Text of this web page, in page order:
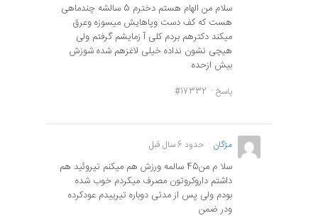
سلام من الهام هستم دخترم 5 سالشه چندماهی
هست که کف دست وپاهایش میسوزه وعرق
میکند دکترهم بردم کلی آ زمایشم گرفتم ولی
هیچی نشون نداده خیلی لاغزهم شده شوزش
بیش ازحده
پاسخ #17332
مژگان حدود 6 سال قبل
سلا م من45 سالمه ورزش هم میکنم تیروئید هم
داشتم داروکروتون مصرف میکردم خوب شده
بودم ولی پس از مدتی دوباره تیرییدم عودکرده
ودر ضمن